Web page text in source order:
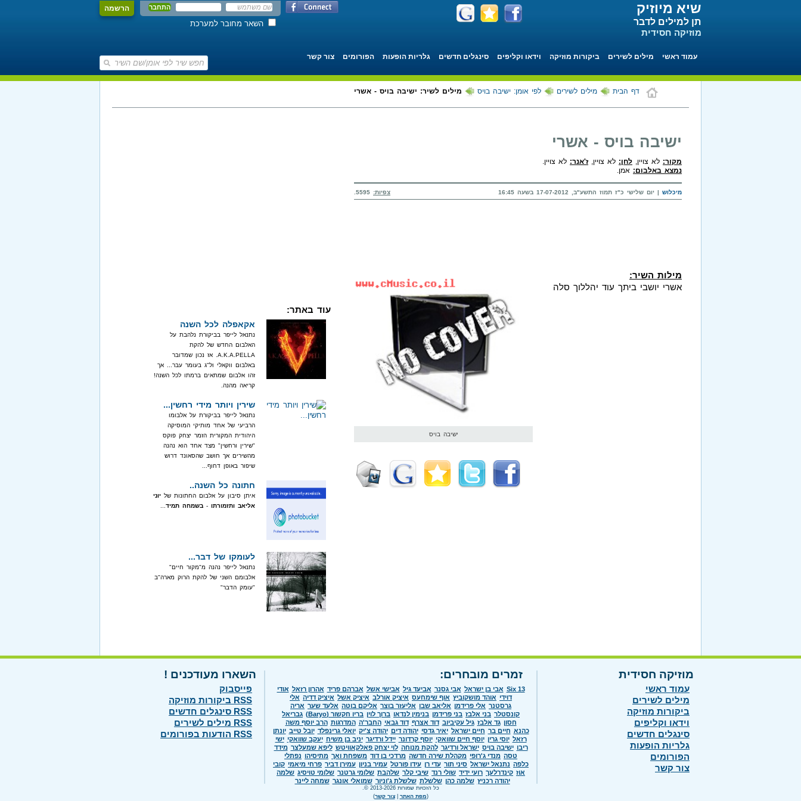
הרשמה
השאר מחובר למערכת
שיא מיוזיק
תן למילים לדבר
מוזיקה חסידית
עמוד ראשי מילים לשירים ביקורות מוזיקה וידאו וקליפים סינגלים חדשים גלריות הופעות הפורומים צור קשר
דף הבית מילים לשירים לפי אומן: ישיבה בויס מילים לשיר: ישיבה בויס - אשרי
ישיבה בויס - אשרי
מקור: לא צויין, לחן: לא צויין,ז'אנר: לא צויין.
נמצא באלבום: אמן.
מיכלוש | יום שלישי כ"ז תמוז התשע"ב, 17-07-2012 בשעה 16:45 צפיות:
ישיבה בויס
מילות השיר:
אשרי יושבי ביתך עוד יהללוך סלה
עוד באתר:
אקאפלה לכל השנה
נתנאל לייפר בביקורת נלהבת על
האלבום החדש של להקת
A.K.A.PELLA. אז נכון שמדובר
באלבום ווקאלי ול"ג בעומר עבר... אך
זהו אלבום שמתאים ברמתו לכל השנה!
קריאה מהנה.
שירין ויותר מידי רחשין...
נתנאל לייפר בביקורת על אלבומו
הרביעי של אחד מותיקי המוסיקה
היהודית המקורית הזמר יצחק פוקס
"שירין ורחשין" מצד אחד הוא נהנה
מהשירים אך חושב שהסאונד דרוש
שיפור באופן דחוף...
חתונה כל השנה..
איתן סיבון על אלבום החתונות של יוני
אליאב ותזמורתו - בשמחה תמיד
לעומקו של דבר...
נתנאל לייפר נהנה מ"מקור חיים"
אלבומם השני של להקת הרוק מארה"ב
"עומק הדבר"
מוזיקה חסידית
עמוד ראשי
מילים לשירים
ביקורות מוזיקה
וידאו וקליפים
סינגלים חדשים
גלריות הופעות
הפורומים
צור קשר
זמרים מובחרים:
Six 13 אבי בן ישראל אבי גסנר אביעד גיל אבישי אשל אברהם פריד אהרון רזאל אודי
דוידי אוהד מושקוביץ אוף שימחעס איציק אורלב איציק אשל איציק דדיה אלי
גרסטנר אלי פרידמן אליאב שבו אליעזר בוצר אליקם בוטה אלעד שער אריה
קונסטלר בני אלבז בני פרידמן בנימין לנדאו ברוך לוין בריו חקשור (Baryo)
גבריאל
חסון גד אלבז גיל עקיביוב דוד אצרף דוד גבאי החבר'ה המדרגות הרב יוסף משה
כהנא חיים בר חיים ישראל יאיר גדסי יהודה דים יהודה צ'יק יואלי גרינפלד יובל טייב יונתן
רזאל יוסי גרין יוסף חיים שוואקי יוסף קרדונר יידל ורדיגר יניב בן משיח יעקב שוואקי ישי
ריבו ישיבה בויס ישראל ורדיגר להקת מנוחה לוי יצחק פאלקאוויטש ליפא שמעלצר מידד
טסה מנדי ג'רופי מקהלת שירה חדשה מרדכי בן דוד משפחת ואך מתיסיהו נפתלי
כלפה נתנאל ישראל סיני תור עדי רן עידו פורטל עמיר בניון עמירן דביר פרחי מיאמי קובי
אוז קינדרלעך רועי ידיד שולי רנד שיבי קלר שלהבת שלומי גרטנר שלומי טויסיג שלמה
יהודה רכניץ שלמה כהן שלשלת שלשלת ג'וניור שמואלי אונגר שמחה ליינר
השארו מעודכנים !
פייסבוק
RSS ביקורות מוזיקה
RSS סינגלים חדשים
RSS מילים לשירים
RSS הודעות בפורומים
כל הזכויות שמורות 2013-2026 ©.
(מפת האתר |צור קשר)